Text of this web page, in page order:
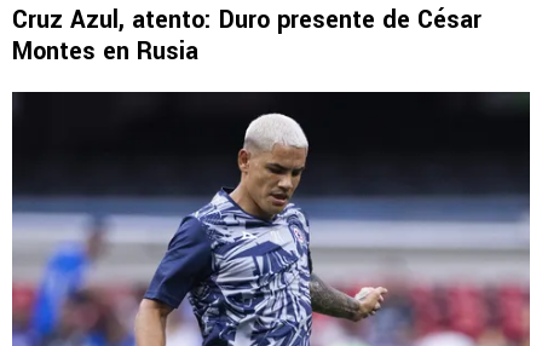
Cruz Azul, atento: Duro presente de César
Montes en Rusia